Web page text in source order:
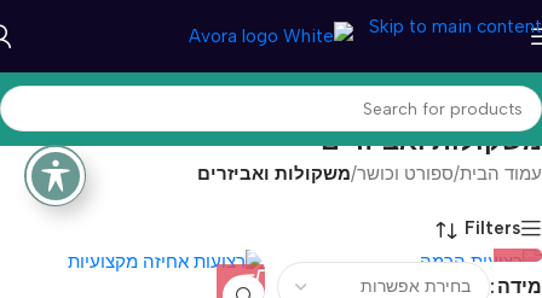
Skip to main content
משקולות ואביזרים
עמוד הבית/ספורט וכושר/משקולות ואביזרים
Filters
מידה